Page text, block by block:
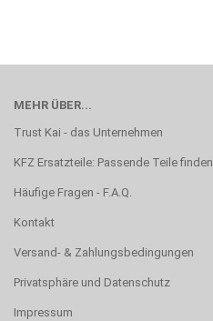
MEHR ÜBER...
Trust Kai - das Unternehmen
KFZ Ersatzteile: Passende Teile finden
Häufige Fragen - F.A.Q.
Kontakt
Versand- & Zahlungsbedingungen
Privatsphäre und Datenschutz
Impressum